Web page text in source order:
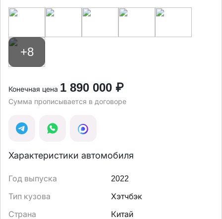
+8
Конечная цена 1 890 000 ₽
Сумма прописывается в договоре
Характеристики автомобиля
Год выпуска 2022
Тип кузова Хэтчбэк
Страна Китай